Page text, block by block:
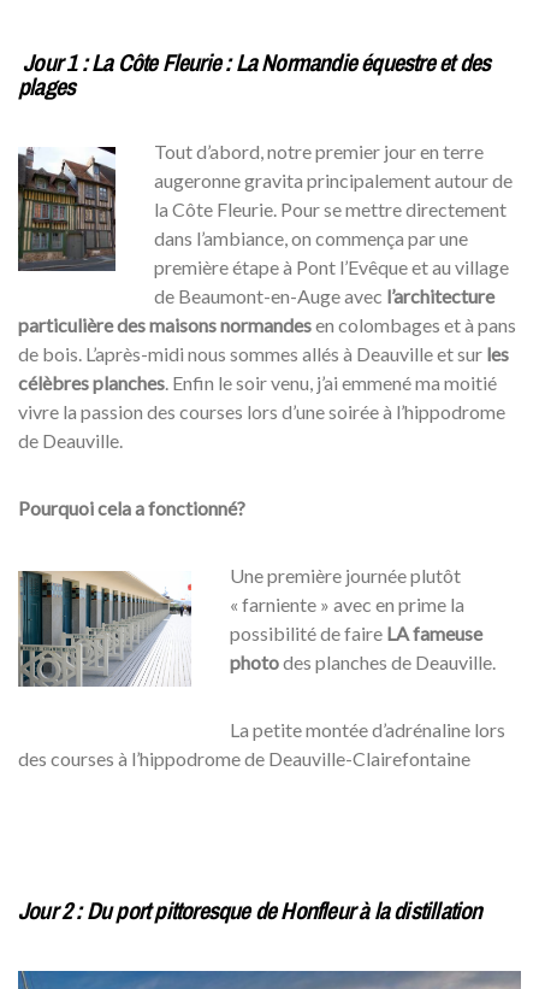
Jour 1 : La Côte Fleurie : La Normandie équestre et des
plages
Tout d’abord, notre premier jour en terre
augeronne gravita principalement autour de
la Côte Fleurie. Pour se mettre directement
dans l’ambiance, on commença par une
première étape à Pont l’Evêque et au village
de Beaumont-en-Auge avec l’architecture
particulière des maisons normandesen colombages et à pans
de bois. L’après-midi nous sommes allés à Deauville et sur les
célèbres planches. Enfin le soir venu, j’ai emmené ma moitié
vivre la passion des courses lors d’une soirée à l’hippodrome
de Deauville.
Pourquoi cela a fonctionné?
Une première journée plutôt
« farniente » avec en prime la
possibilité de faire LA fameuse
photodes planches de Deauville.
La petite montée d’adrénaline lors
des courses à l’hippodrome de Deauville-Clairefontaine
Jour 2 : Du port pittoresque de Honfleur à la distillation